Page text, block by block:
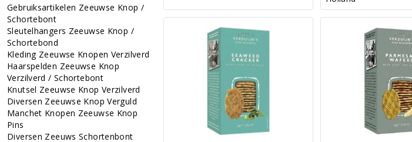
Gebruiksartikelen Zeeuwse Knop /
Schortebont
Sleutelhangers Zeeuwse Knop /
Schortebond
Kleding Zeeuwse Knopen Verzilverd
Haarspelden Zeeuwse Knop
Verzilverd / Schortebont
Knutsel Zeeuwse Knop Verzilverd
Diversen Zeeuwse Knop Verguld
Manchet Knopen Zeeuwse Knop
Pins
Diversen Zeeuws Schortenbont